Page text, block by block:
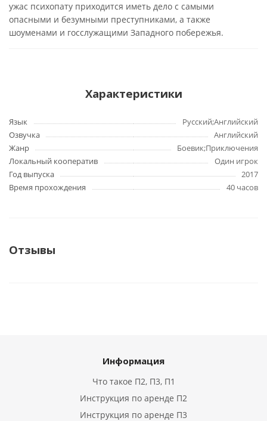
ужас психопату приходится иметь дело с самыми
опасными и безумными преступниками, а также
шоуменами и госслужащими Западного побережья.
Характеристики
Язык
Русский;Английский
Озвучка
Английский
Жанр
Боевик;Приключения
Локальный кооператив
Один игрок
Год выпуска
2017
Время прохождения
40 часов
Отзывы
Информация
Что такое П2, П3, П1
Инструкция по аренде П2
Инструкция по аренде П3